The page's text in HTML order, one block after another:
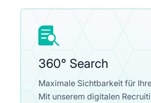

360° Search
Maximale Sichtbarkeit für
Mit unserem digitalen